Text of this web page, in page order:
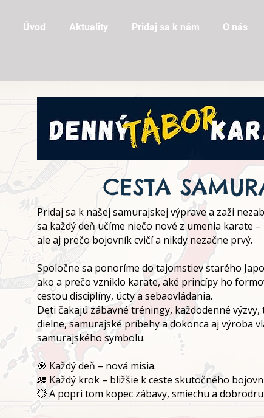
Úvod Aktuality Pridaj sa k nám O nás
CESTA
Pridaj sa k našej samurajskej výprave a zaži
sa každý deň učíme niečo nové z umenia karate
ale aj prečo bojovník cvičí a nikdy nezačne prvý.
Spoločne sa ponoríme do tajomstiev starého
ako a prečo vzniklo karate, aké princípy ho
cestou disciplíny, úcty a sebaovládania.
Deti čakajú zábavné tréningy, každodenné
dielne, samurajské príbehy a dokonca aj výroba
samurajského symbolu.
🎯 Každý deň – nová misia.
🎎 Každý krok – bližšie k ceste skutočného
💥 A popri tom kopec zábavy, smiechu a